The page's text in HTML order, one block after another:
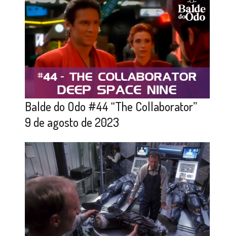
Balde do Odo #44 “The Collaborator”
9 de agosto de 2023